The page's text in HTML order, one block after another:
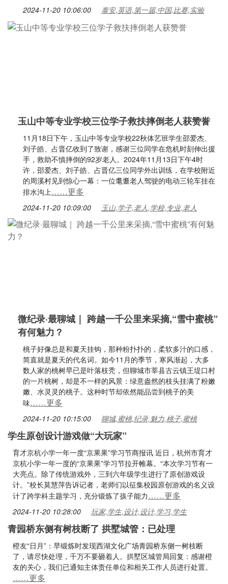
2024-11-20 10:06:00 泰安,英语,第一届,中国,比赛,实验
玉山中等专业学校三位学子救扶摔倒老人获赞誉
11月18日下午，玉山中等专业学校22秋体艺班学生邵爱杰、
刘子皓、占晋亿收到了致谢，感谢三位同学在危机时刻伸出援
手，救助不慎摔倒的92岁老人。2024年11月13日下午4时
许，邵爱杰、刘子皓、占晋亿三位同学外出训练，在学校附近
的周溪村见到惊心一幕：一位耄耋老人驾驶的电动三轮车挂在
排水沟上……更多
2024-11-20 10:09:00 玉山,学子,老人,学校,专业,老人
微纪录·最聊城｜ 跨越一千公里来采摘,“雪中蜜桃”
有何魅力？
桃子好像总是和夏天挂钩，那种粉扑扑的，柔软多汁的口感，
简直就是夏天的代名词。如今11月的季节，寒风渐起，大多
数人家的桃树早已是叶落枝秃，但聊城市莘县古云镇王堤口村
的一片桃树，却是不一样的风景：绿意盎然的枝头挂满了粉嫩
嫩、水灵灵的桃子。这种时节却依然能品尝到桃子的美
味……更多
2024-11-20 10:15:00 聊城,蜜桃,纪录,魅力,桃子,蜜桃
学生原创设计游戏做“大玩家”
育才京杭小学一年一度“京果果”学习节商报讯 近日，杭州市育才
京杭小学一年一度的“京果果”学习节拉开帷幕。“本次学习节有一
大亮点。除了传统游戏外，三到六年级学生进行了原创游戏设
计。”校长莫慧萍告诉记者，老师们以征集校园原创游戏的名义设
计了跨学科主题学习，充分锻炼了孩子能力……更多
2024-11-20 10:28:00 玩家,学生,设计,设计,学习,学生
青园桥东侧有树枝断了 拱墅城管：已处理
橙友“日月”：早锻炼时发现西湖文化广场青园桥东侧一树枝断
了，请尽快处理，千万不要砸着人。拱墅区城管局回复：感谢橙
友的关心，我们已通知主体责任单位和相关工作人员进行处置。
……更多